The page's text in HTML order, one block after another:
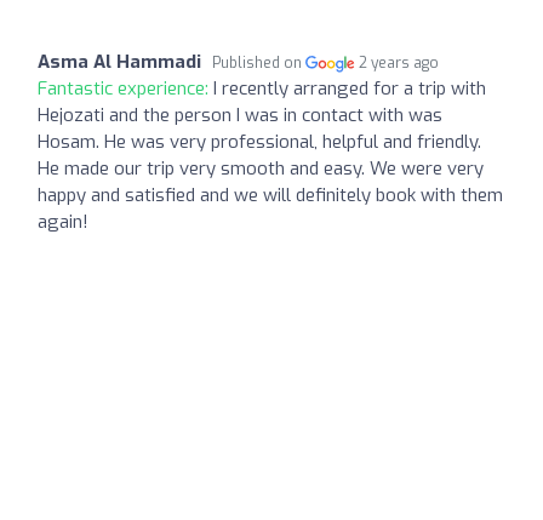
Asma Al Hammadi Published on 2 years ago
Fantastic experience: I recently arranged for a trip with
Hejozati and the person I was in contact with was
Hosam. He was very professional, helpful and friendly.
He made our trip very smooth and easy. We were very
happy and satisfied and we will definitely book with them
again!